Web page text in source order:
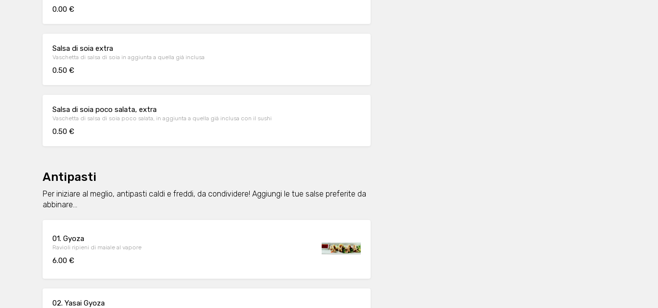
0.00 €
Salsa di soia extra
Vaschetta di salsa di soia in aggiunta a quella già inclusa
0.50 €
Salsa di soia poco salata, extra
Vaschetta di salsa di soia poco salata, in aggiunta a quella già inclusa con il sushi
0.50 €
Antipasti
Per iniziare al meglio, antipasti caldi e freddi, da condividere! Aggiungi le tue salse preferite da
abbinare...
01. Gyoza
Ravioli ripieni di maiale al vapore
6.00 €
02. Yasai Gyoza